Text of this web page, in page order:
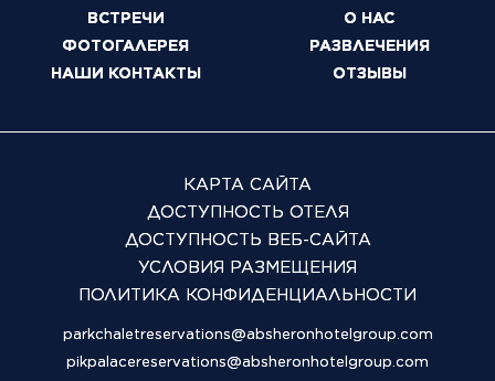
ВСТРЕЧИ
О НАС
ФОТОГАЛЕРЕЯ
РАЗВЛЕЧЕНИЯ
НАШИ КОНТАКТЫ
ОТЗЫВЫ
КАРТА САЙТА
ДОСТУПНОСТЬ ОТЕЛЯ
ДОСТУПНОСТЬ ВЕБ-САЙТА
УСЛОВИЯ РАЗМЕЩЕНИЯ
ПОЛИТИКА КОНФИДЕНЦИАЛЬНОСТИ
parkchaletreservations@absheronhotelgroup.com
pikpalacereservations@absheronhotelgroup.com